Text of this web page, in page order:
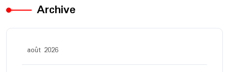
Archive
août 2026